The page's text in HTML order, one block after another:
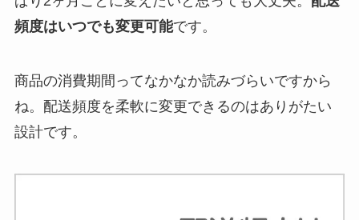
頻度はいつでも変更可能です。
商品の消費期間ってなかなか読みづらいですから
ね。配送頻度を柔軟に変更できるのはありがたい
設計です。